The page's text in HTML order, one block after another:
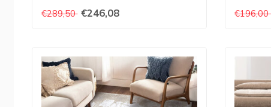
€289,50 €246,08 €196,00